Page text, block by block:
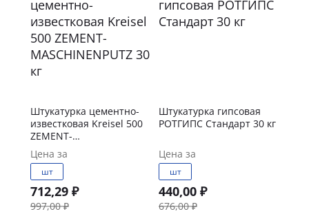
Штукатурка цементно-
известковая Kreisel 500
ZEMENT-
MASCHINENPUTZ 30 кг
Цена за
шт
712,29 ₽
997,00 ₽
Штукатурка гипсовая
РОТГИПС Стандарт 30 кг
Цена за
шт
440,00 ₽
676,00 ₽